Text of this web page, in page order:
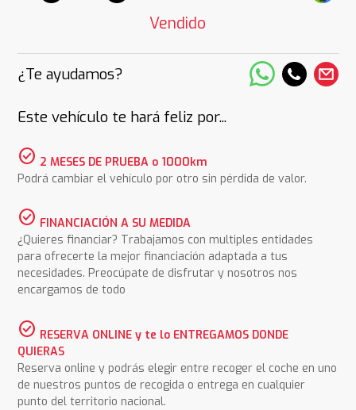
Vendido
¿Te ayudamos?
Este vehículo te hará feliz por...
check_circle 2 MESES DE PRUEBA o 1000km
Podrá cambiar el vehículo por otro sin pérdida de valor.
check_circle FINANCIACIÓN A SU MEDIDA
¿Quieres financiar? Trabajamos con multiples entidades
para ofrecerte la mejor financiación adaptada a tus
necesidades. Preocúpate de disfrutar y nosotros nos
encargamos de todo
check_circle RESERVA ONLINE y te lo ENTREGAMOS DONDE
QUIERAS
Reserva online y podrás elegir entre recoger el coche en uno
de nuestros puntos de recogida o entrega en cualquier
punto del territorio nacional.